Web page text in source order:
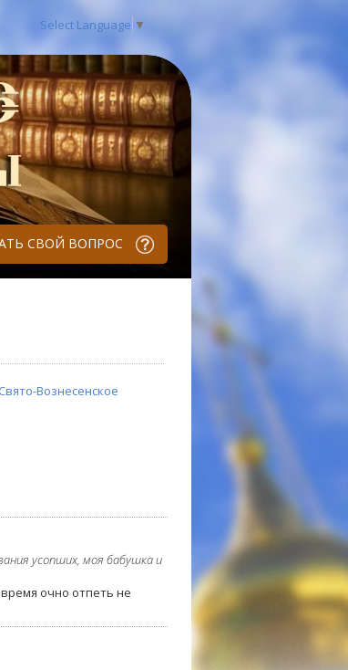
Select Language ▼
СВОЙ ВОПРОС
Свято-Вознесенское
усопших, моя бабушка и
очно отпеть не